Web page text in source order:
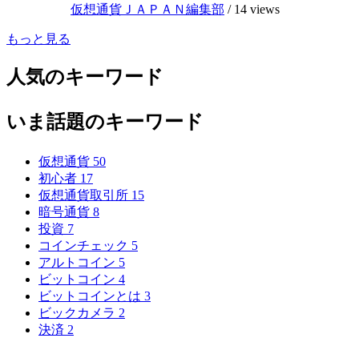
仮想通貨ＪＡＰＡＮ編集部 / 14 views
もっと見る
人気のキーワード
いま話題のキーワード
仮想通貨 50
初心者 17
仮想通貨取引所 15
暗号通貨 8
投資 7
コインチェック 5
アルトコイン 5
ビットコイン 4
ビットコインとは 3
ビックカメラ 2
決済 2